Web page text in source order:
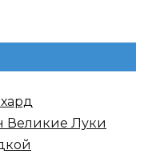
Великие Луки